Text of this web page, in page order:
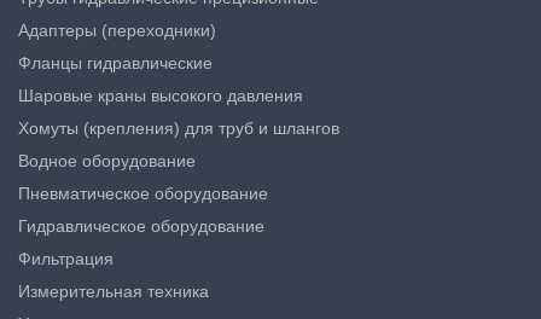
Адаптеры (переходники)
Фланцы гидравлические
Шаровые краны высокого давления
Хомуты (крепления) для труб и шлангов
Водное оборудование
Пневматическое оборудование
Гидравлическое оборудование
Фильтрация
Измерительная техника